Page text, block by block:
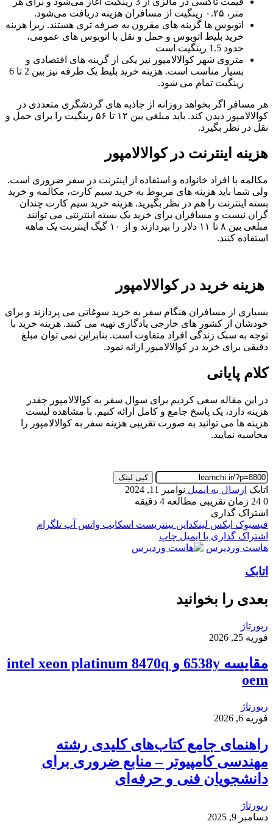
متر، ۰.۲۵ رینگیت از مسافران هزینه دریافت می‌شود.
اتوبوس ‌ها گزینه ‌های مقرون به صرفه ‌تری هستند. زیرا هزینه
خرید بلیط اتوبوس و حمل و نقل با اتوبوس ‌های عمومی،
حدود 1.5 رینگیت است
متروی شهر کوالالامپور نیز یکی از گزینه‌ های اقتصادی و
بسیار مناسب است. هزینه خرید بلیط یک طرفه نیز بین 2 تا 6
رینگیت تمام می ‌شود.
هر مسافر اگر بخواهد روزانه از جاذبه‌ های گردشگری متعددی در
کوالالامپور دیدن کند. باید مبلغی بین ۱۲ تا ۵۶ رینگیت را برای حمل و
نقل در نظر بگیرد.
هزینه اینترنت در کوالالامپور
مکالمه با افراد خانواده و استفاده از اینترنت در سفر ضروری است.
ولی شما باید هزینه‌ های مربوط به خرید سیم کارت، مکالمه و خرید
بسته اینترنت را هم در نظر بگیرید. هزینه خرید سیم کارت چندان
گران نیست و مسافران برای خرید یک بسته اینترنتی می ‌توانند
مبلغی بین ۸ تا ۱۱ دلار را بپردازند و از ۱۰ گیگ اینترنت یک ماهه
استفاده کنند.
هزینه خرید در کوالالامپور
بسیاری از مسافران هنگام سفر به خرید سوغاتی می‌ پردازند و برای
خودشان از کشور های خارجی یادگاری تهیه می ‌کنند. هزینه خرید با
توجه به سبک زندگی افراد متفاوت است. بنابراین نمی ‌توان مبلغ
دقیقی برای خرید در کوالالامپور ارائه نمود.
کلام پایانی
در این مقاله سعی کردیم برای سوال سفر به کوالالامپور چقدر
هزینه دارد، یک پاسخ جامع و کامل ارائه کنیم. با مشاهده لیست
هزینه ‌ها می ‌توانید به صورت تقریبی هزینه سفر به کوالالامپور را
محاسبه نمایید.
کپی لینک
اتابک ارسال به ایمیل نوامبر 11, 2024
0
زمان تقریبی مطالعه 4 دقیقه
اشتراک گذاری
فیسبوک ایکس لینکداین پینتریست اسکایپ واتس آپ تلگرام
اشتراک گذاری با ایمیل چاپ
هاست وردپرس
اتابک
بعدی را بخوانید
رپورتاژ
فوریه 25, 2026
مقایسه 6538y و intel xeon platinum 8470q
oem
رپورتاژ
فوریه 6, 2026
راهنمای جامع کتاب‌های کلیدی رشته
مهندسی کامپیوتر – منابع ضروری برای
دانشجویان فنی و حرفه‌ای
رپورتاژ
دسامبر 9, 2025